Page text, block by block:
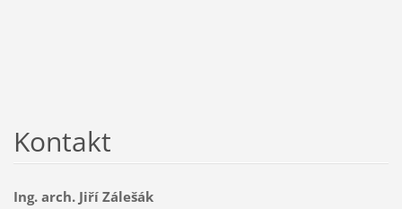
Kontakt
Ing. arch. Jiří Zálešák